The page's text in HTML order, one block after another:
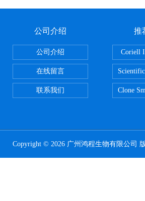
公司介绍
公司介绍
在线留言
联系我们
推
Clone
Copyright © 2026 广州鸿程生物有限公司